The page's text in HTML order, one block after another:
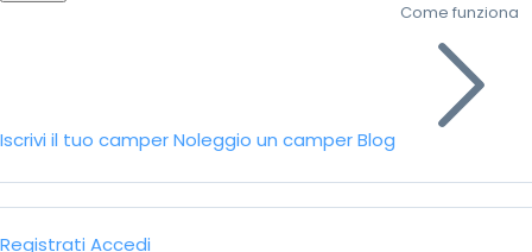
Iscrivi il tuo camperNoleggio un camperBlog
Come funziona
Registrati Accedi